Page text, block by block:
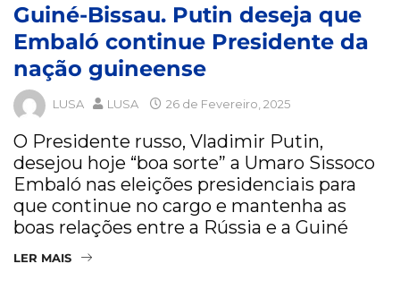
Guiné-Bissau. Putin deseja que
Embaló continue Presidente da
nação guineense
LUSA LUSA 26 de Fevereiro, 2025
O Presidente russo, Vladimir Putin,
desejou hoje “boa sorte” a Umaro Sissoco
Embaló nas eleições presidenciais para
que continue no cargo e mantenha as
boas relações entre a Rússia e a Guiné
LER MAIS